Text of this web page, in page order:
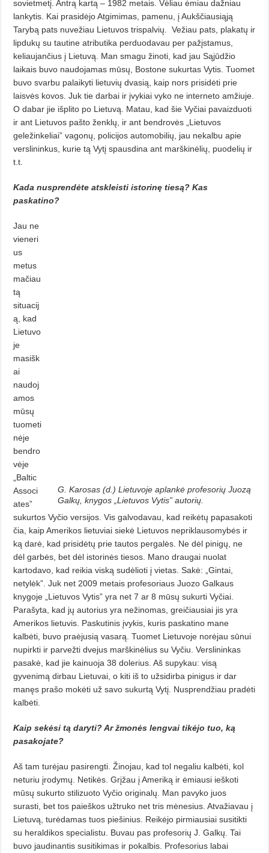
sovietmetį. Antrą kartą – 1982 metais. Vėliau ėmiau dažniau
lankytis. Kai prasidėjo Atgimimas, pamenu, į Aukščiausiąją
Tarybą pats nuvežiau Lietuvos trispalvių.
Vežiau pats, plakatų ir
lipdukų su tautine atributika perduodavau per pažįstamus,
keliaujančius į Lietuvą. Man smagu žinoti, kad jau Sąjūdžio
laikais buvo naudojamas mūsų, Bostone sukurtas Vytis. Tuomet
buvo svarbu palaikyti lietuvių dvasią, kaip nors prisidėti prie
laisvės kovos. Juk tie darbai ir įvykiai vyko ne interneto amžiuje.
O dabar jie išplito po Lietuvą. Matau, kad šie Vyčiai pavaizduoti
ir ant Lietuvos pašto ženklų, ir ant bendrovės „Lietuvos
geležinkeliai” vagonų, policijos automobilių, jau nekalbu apie
verslininkus, kurie tą Vytį spausdina ant marškinėlių, puodelių ir
t.t.
Kada nusprendėte atskleisti istorinę tiesą? Kas
paskatino?
G. Karosas (d.) Lietuvoje aplankė profesorių Juozą
Galkų, knygos „Lietuvos Vytis” autorių.
Jau ne
vieneri
us
metus
mačiau
tą
situacij
ą, kad
Lietuvo
je
masišk
ai
naudoj
amos
mūsų
tuometi
nėje
bendro
vėje
„Baltic
Associ
ates”
sukurtos Vyčio versijos. Vis galvodavau, kad reikėtų papasakoti
čia, kaip Amerikos lietuviai siekė Lietuvos nepriklausomybės ir
ką darė, kad prisidėtų prie tautos pergalės. Ne dėl pinigų, ne
dėl garbės, bet dėl istorinės tiesos. Mano draugai nuolat
kartodavo, kad reikia viską sudėlioti į vietas. Sakė: „Gintai,
netylėk”. Juk net 2009 metais profesoriaus Juozo Galkaus
knygoje „Lietuvos Vytis” yra net 7 ar 8 mūsų sukurti Vyčiai.
Parašyta, kad jų autorius yra nežinomas, greičiausiai jis yra
Amerikos lietuvis. Paskutinis įvykis, kuris paskatino mane
kalbėti, buvo praėjusią vasarą. Tuomet Lietuvoje norėjau sūnui
nupirkti ir parvežti dvejus marškinėlius su Vyčiu. Verslininkas
pasakė, kad jie kainuoja 38 dolerius. Aš supykau: visą
gyvenimą dirbau Lietuvai, o kiti iš to užsidirba pinigus ir dar
manęs prašo mokėti už savo sukurtą Vytį. Nusprendžiau pradėti
kalbėti.
Kaip sekėsi tą daryti? Ar žmonės lengvai tikėjo tuo, ką
pasakojate?
Aš tam turėjau pasirengti. Žinojau, kad tol negaliu kalbėti, kol
neturiu įrodymų. Netikės. Grįžau į Ameriką ir ėmiausi ieškoti
mūsų sukurto stilizuoto Vyčio originalų. Man pavyko juos
surasti, bet tos paieškos užtruko net tris mėnesius. Atvažiavau į
Lietuvą, turėdamas tuos piešinius. Reikėjo pirmiausiai susitikti
su heraldikos specialistu. Buvau pas profesorių J. Galkų. Tai
buvo jaudinantis susitikimas ir pokalbis. Profesorius labai